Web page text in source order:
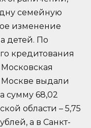
семейную
изменение
детей. По
кредитования
Москве выдали
сумму 68,02
области – 5,75
а в Санкт-